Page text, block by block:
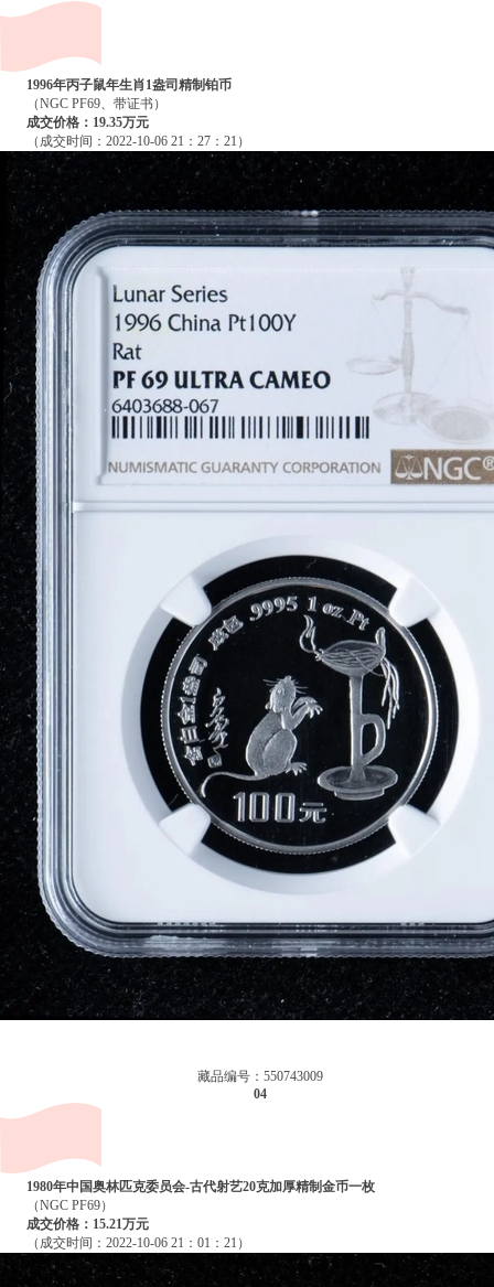
1996年丙子鼠年生肖1盎司精制铂币
（NGC PF69、带证书）
成交价格：19.35万元
（成交时间：2022-10-06 21：27：21）
藏品编号：550743009
04
1980年中国奥林匹克委员会-古代射艺20克加厚精制金币一枚
（NGC PF69）
成交价格：15.21万元
（成交时间：2022-10-06 21：01：21）